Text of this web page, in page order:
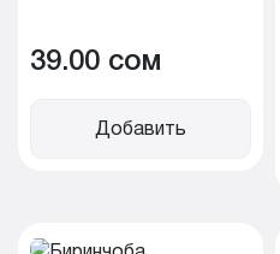
39.00 cом
Добавить